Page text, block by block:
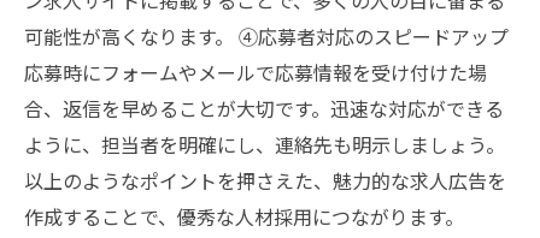
可能性が高くなります。 ④応募者対応のスピードアップ
応募時にフォームやメールで応募情報を受け付けた場
合、返信を早めることが大切です。迅速な対応ができる
ように、担当者を明確にし、連絡先も明示しましょう。
以上のようなポイントを押さえた、魅力的な求人広告を
作成することで、優秀な人材採用につながります。